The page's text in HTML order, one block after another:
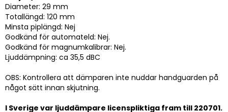
Diameter: 29 mm
Totallängd: 120 mm
Minsta piplängd: Nej
Godkänd för automateld: Nej.
Godkänd för magnumkalibrar: Nej.
Ljuddämpning: ca 35,5 dBC
OBS: Kontrollera att dämparen inte nuddar handguarden på
något sätt innan skjutning.
I Sverige var ljuddämpare licenspliktiga fram till 220701.